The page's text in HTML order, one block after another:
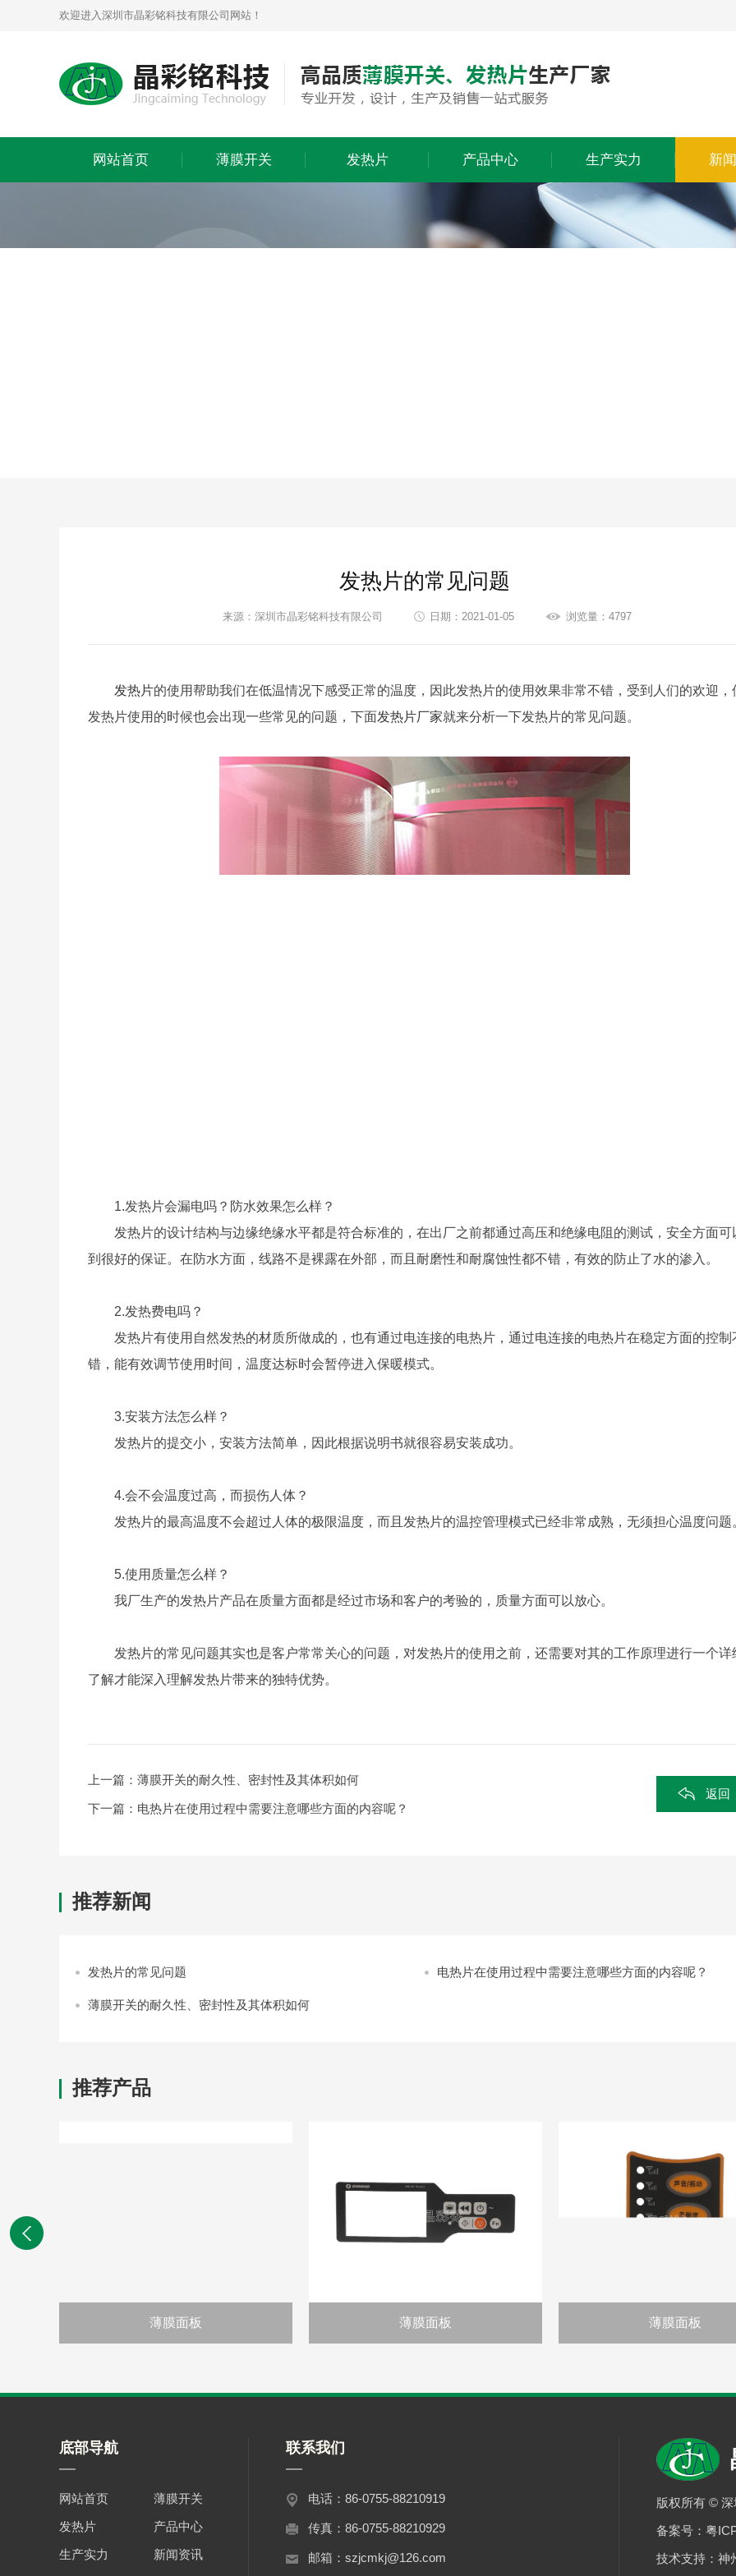
欢迎进入深圳市晶彩铭科技有限公司网站！
网站首页 薄膜开关 发热片 产品中心 生产实力 新
发热片的常见问题
来源：深圳市晶彩铭科技有限公司 日期：2021-01-05 浏览量：4797
发热片的使用帮助我们在低温情况下感受正常的温度，因此发热片的使用效果非常不错，受到人们的欢迎，
发热片使用的时候也会出现一些常见的问题，下面发热片厂家就来分析一下发热片的常见问题。
1.发热片会漏电吗？防水效果怎么样？
发热片的设计结构与边缘绝缘水平都是符合标准的，在出厂之前都通过高压和绝缘电阻的测试，安全方面可
到很好的保证。在防水方面，线路不是裸露在外部，而且耐磨性和耐腐蚀性都不错，有效的防止了水的渗入。
2.发热费电吗？
发热片有使用自然发热的材质所做成的，也有通过电连接的电热片，通过电连接的电热片在稳定方面的控制
错，能有效调节使用时间，温度达标时会暂停进入保暖模式。
3.安装方法怎么样？
发热片的提交小，安装方法简单，因此根据说明书就很容易安装成功。
4.会不会温度过高，而损伤人体？
发热片的最高温度不会超过人体的极限温度，而且发热片的温控管理模式已经非常成熟，无须担心温度问题
5.使用质量怎么样？
我厂生产的发热片产品在质量方面都是经过市场和客户的考验的，质量方面可以放心。
发热片的常见问题其实也是客户常常关心的问题，对发热片的使用之前，还需要对其的工作原理进行一个详
了解才能深入理解发热片带来的独特优势。
上一篇： 薄膜开关的耐久性、密封性及其体积如何
下一篇： 电热片在使用过程中需要注意哪些方面的内容呢？
返回
推荐新闻
发热片的常见问题 电热片在使用过程中需要注意哪些方面的内容呢？
薄膜开关的耐久性、密封性及其体积如何
推荐产品
薄膜面板 薄膜面板 薄膜面板
底部导航
网站首页
薄膜开关
发热片
产品中心
生产实力
新闻资讯
联系我们
电话：86-0755-88210919
传真：86-0755-88210929
邮箱：szjcmkj@126.com
版权所有 ©
备案号： 粤
技术支持： 神